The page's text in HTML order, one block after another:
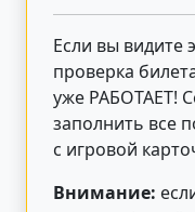
Если вы видите
проверка
уже РАБОТАЕТ!
заполнить все
с игровой
Внимание: